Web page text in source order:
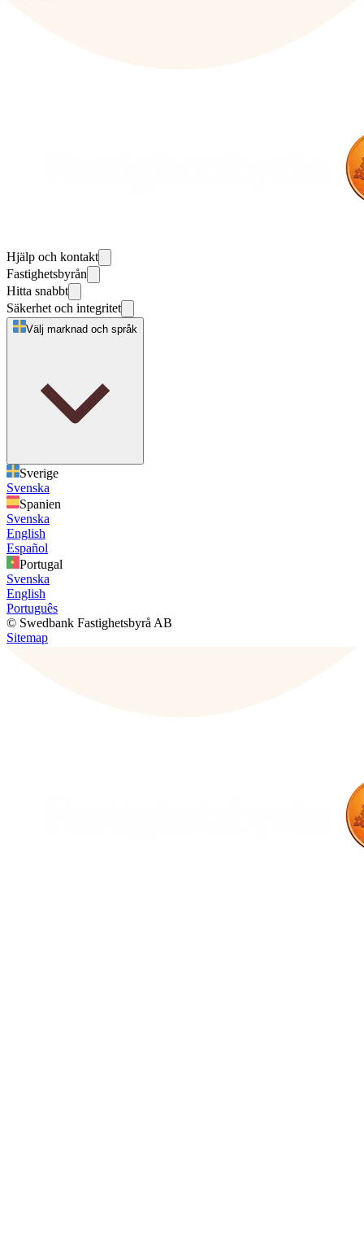
Hjälp och kontakt
Fastighetsbyrån
Hitta snabbt
Säkerhet och integritet
Välj marknad och språk
Sverige
Svenska
Spanien
Svenska
English
Español
Portugal
Svenska
English
Português
© Swedbank Fastighetsbyrå AB
Sitemap